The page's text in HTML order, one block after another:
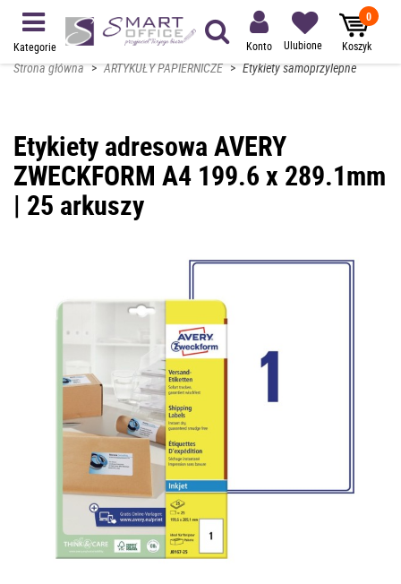
Kategorie Konto Ulubione
0
Koszyk
Strona główna > ARTYKUŁY PAPIERNICZE > Etykiety samoprzylepne
Etykiety adresowa AVERY
ZWECKFORM A4 199.6 x 289.1mm
| 25 arkuszy